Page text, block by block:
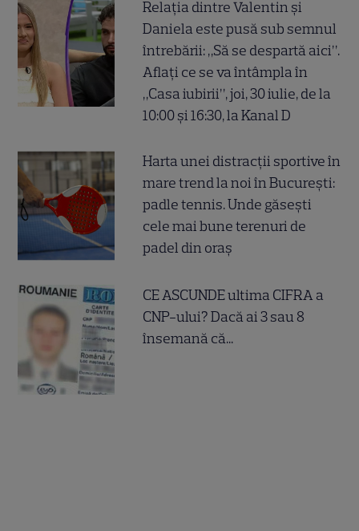
Relația dintre Valentin și
Daniela este pusă sub semnul
întrebării: „Să se despartă aici”.
Aflați ce se va întâmpla în
„Casa iubirii”, joi, 30 iulie, de la
10:00 și 16:30, la Kanal D
Harta unei distracții sportive în
mare trend la noi în București:
padle tennis. Unde găsești
cele mai bune terenuri de
padel din oraș
CE ASCUNDE ultima CIFRA a
CNP-ului? Dacă ai 3 sau 8
însemană că...